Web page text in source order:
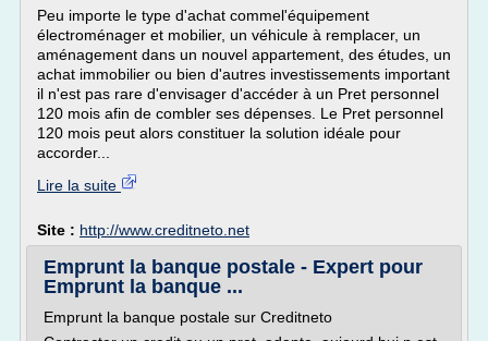
Peu importe le type d'achat commel'équipement
électroménager et mobilier, un véhicule à remplacer, un
aménagement dans un nouvel appartement, des études, un
achat immobilier ou bien d'autres investissements important
il n'est pas rare d'envisager d'accéder à un Pret personnel
120 mois afin de combler ses dépenses. Le Pret personnel
120 mois peut alors constituer la solution idéale pour
accorder...
Lire la suite
Site : http://www.creditneto.net
Emprunt la banque postale - Expert pour
Emprunt la banque ...
Emprunt la banque postale sur Creditneto